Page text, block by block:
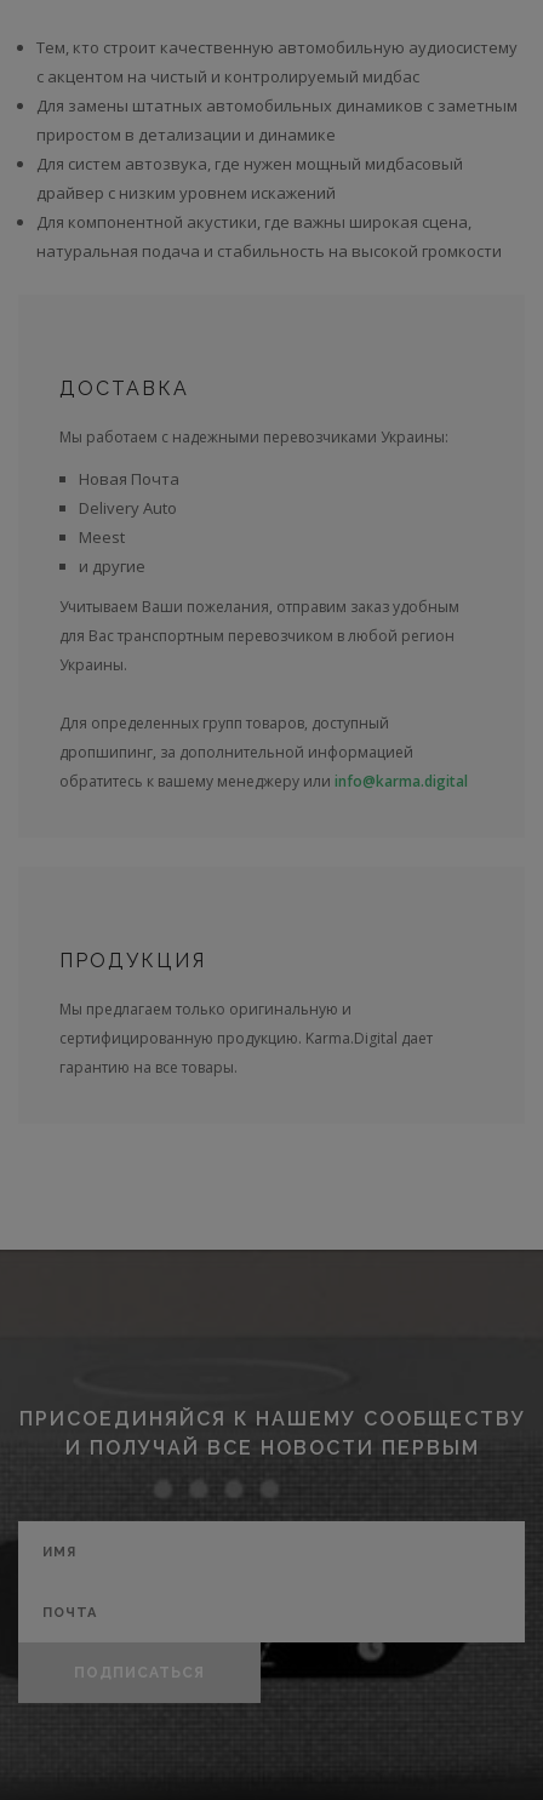
Тем, кто строит качественную автомобильную аудиосистему
с акцентом на чистый и контролируемый мидбас
Для замены штатных автомобильных динамиков с заметным
приростом в детализации и динамике
Для систем автозвука, где нужен мощный мидбасовый
драйвер с низким уровнем искажений
Для компонентной акустики, где важны широкая сцена,
натуральная подача и стабильность на высокой громкости
ДОСТАВКА
Мы работаем с надежными перевозчиками Украины:
Новая Почта
Delivery Auto
Meest
и другие
Учитываем Ваши пожелания, отправим заказ удобным
для Вас транспортным перевозчиком в любой регион
Украины.
Для определенных групп товаров, доступный
дропшипинг, за дополнительной информацией
обратитесь к вашему менеджеру или info@karma.digital
ПРОДУКЦИЯ
Мы предлагаем только оригинальную и
сертифицированную продукцию. Karma.Digital дает
гарантию на все товары.
ПРИСОЕДИНЯЙСЯ К НАШЕМУ СООБЩЕСТВУ
И ПОЛУЧАЙ ВСЕ НОВОСТИ ПЕРВЫМ
ПОДПИСАТЬСЯ